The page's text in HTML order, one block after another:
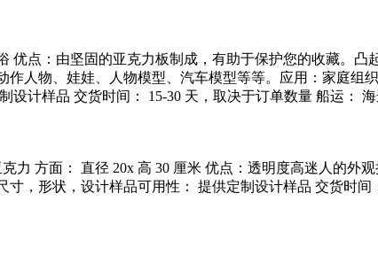
优点：由坚固的亚克力板制成，有助于保护您的收藏。
人物、娃娃、人物模型、汽车模型等等。应用：家庭
设计样品 交货时间： 15-30 天，取决于订单数量 船运：
力 方面： 直径 20x 高 30 厘米 优点：透明度高迷人的外
，形状，设计样品可用性： 提供定制设计样品 交货时